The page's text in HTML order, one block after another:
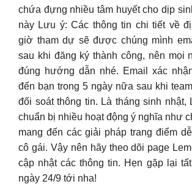
chứa đựng nhiều tâm huyết cho dịp
này Lưu ý: Các thông tin chi tiết về
giờ tham dự sẽ được chúng mình
sau khi đăng ký thành công, nên mọi
đúng hướng dẫn nhé. Email xác
đến bạn trong 5 ngày nữa sau khi
đối soát thông tin. Là tháng sinh nhật,
chuẩn bị nhiều hoạt động ý nghĩa như
mang đến các giải pháp trang điểm
cô gái. Vậy nên hãy theo dõi page
cập nhật các thông tin. Hẹn gặp lại
ngày 24/9 tới nha!